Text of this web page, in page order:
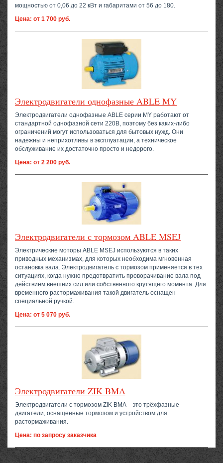
мощностью от 0,06 до 22 кВт и габаритами от 56 до 180.
Цена: от 1 700 руб.
Электродвигатели однофазные ABLE MY
Электродвигатели однофазные ABLE серии MY работают от
стандартной однофазной сети 220В, поэтому без каких-либо
ограничений могут использоваться для бытовых нужд. Они
надежны и неприхотливы в эксплуатации, а техническое
обслуживание их достаточно просто и недорого.
Цена: от 2 200 руб.
Электродвигатели с тормозом ABLE MSEJ
Электрические моторы ABLE MSEJ используются в таких
приводных механизмах, для которых необходима мгновенная
остановка вала. Электродвигатель с тормозом применяется в тех
ситуациях, когда нужно предотвратить проворачивание вала под
действием внешних сил или собственного крутящего момента. Для
временного растормаживания такой двигатель оснащен
специальной ручкой.
Цена: от 5 070 руб.
Электродвигатели ZIK BMA
Электродвигатели с тормозом ZIK BMA – это трёхфазные
двигатели, оснащенные тормозом и устройством для
растормаживания.
Цена: по запросу заказчика